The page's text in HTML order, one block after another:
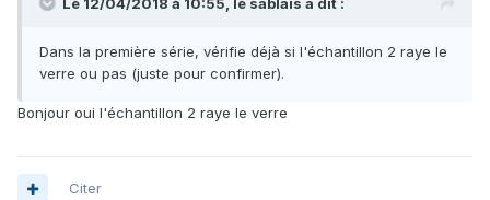
Le 12/04/2018 à 10:55, le sablais a dit :
Dans la première série, vérifie déjà si l'échantillon 2 raye le
verre ou pas (juste pour confirmer).
Bonjour oui l'échantillon 2 raye le verre
Citer